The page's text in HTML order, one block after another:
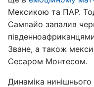
Мексикою та ПАР.
Сампайо запалив
Зване, а також
Сесаром Монтесом.
Динаміка